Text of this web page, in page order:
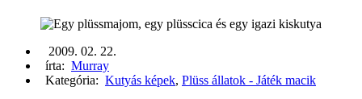
2009. 02. 22.
írta: Murray
Kategória: Kutyás képek, Plüss állatok - Játék macik